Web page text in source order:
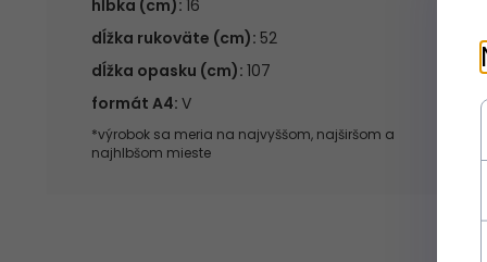
hĺbka (cm): 16
dĺžka rukoväte (cm): 52
dĺžka opasku (cm): 107
formát A4: V
*výrobok sa meria na najvyššom, najširšom a
najhlbšom mieste